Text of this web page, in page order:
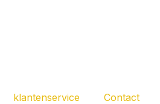
klantenservice Contact